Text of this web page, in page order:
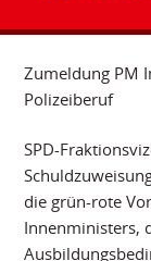
Zumeldung PM
Polizeiberuf
SPD-
die grün-rote
Innenministers,